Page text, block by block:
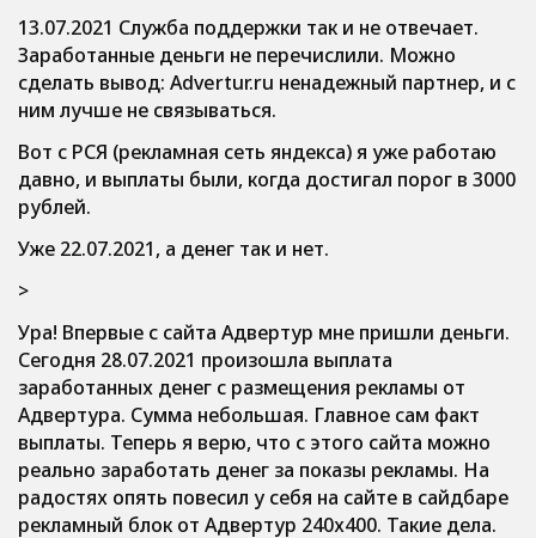
13.07.2021 Служба поддержки так и не отвечает.
Заработанные деньги не перечислили. Можно
сделать вывод: Advertur.ru ненадежный партнер, и с
ним лучше не связываться.
Вот с РСЯ (рекламная сеть яндекса) я уже работаю
давно, и выплаты были, когда достигал порог в 3000
рублей.
Уже 22.07.2021, а денег так и нет.
>
Ура! Впервые с сайта Адвертур мне пришли деньги.
Сегодня 28.07.2021 произошла выплата
заработанных денег с размещения рекламы от
Адвертура. Сумма небольшая. Главное сам факт
выплаты. Теперь я верю, что с этого сайта можно
реально заработать денег за показы рекламы. На
радостях опять повесил у себя на сайте в сайдбаре
рекламный блок от Адвертур 240х400. Такие дела.